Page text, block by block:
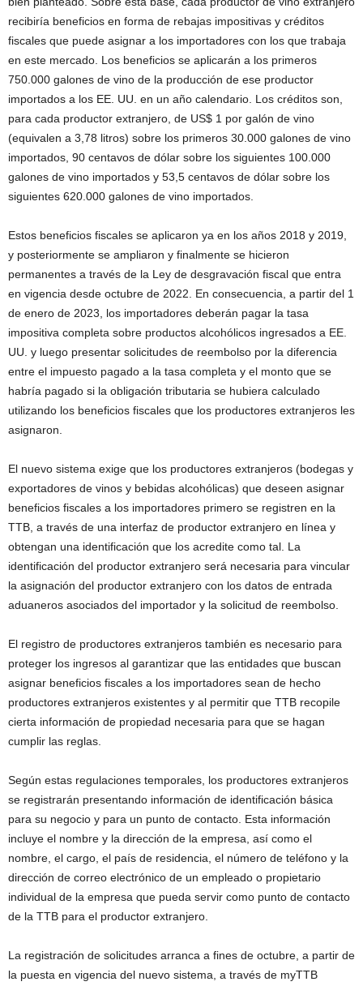
recibiría beneficios en forma de rebajas impositivas y créditos
fiscales que puede asignar a los importadores con los que trabaja
en este mercado. Los beneficios se aplicarán a los primeros
750.000 galones de vino de la producción de ese productor
importados a los EE. UU. en un año calendario. Los créditos son,
para cada productor extranjero, de US$ 1 por galón de vino
(equivalen a 3,78 litros) sobre los primeros 30.000 galones de vino
importados, 90 centavos de dólar sobre los siguientes 100.000
galones de vino importados y 53,5 centavos de dólar sobre los
siguientes 620.000 galones de vino importados.
Estos beneficios fiscales se aplicaron ya en los años 2018 y 2019,
y posteriormente se ampliaron y finalmente se hicieron
permanentes a través de la Ley de desgravación fiscal que entra
en vigencia desde octubre de 2022. En consecuencia, a partir del 1
de enero de 2023, los importadores deberán pagar la tasa
impositiva completa sobre productos alcohólicos ingresados a EE.
UU. y luego presentar solicitudes de reembolso por la diferencia
entre el impuesto pagado a la tasa completa y el monto que se
habría pagado si la obligación tributaria se hubiera calculado
utilizando los beneficios fiscales que los productores extranjeros les
asignaron.
El nuevo sistema exige que los productores extranjeros (bodegas y
exportadores de vinos y bebidas alcohólicas) que deseen asignar
beneficios fiscales a los importadores primero se registren en la
TTB, a través de una interfaz de productor extranjero en línea y
obtengan una identificación que los acredite como tal. La
identificación del productor extranjero será necesaria para vincular
la asignación del productor extranjero con los datos de entrada
aduaneros asociados del importador y la solicitud de reembolso.
El registro de productores extranjeros también es necesario para
proteger los ingresos al garantizar que las entidades que buscan
asignar beneficios fiscales a los importadores sean de hecho
productores extranjeros existentes y al permitir que TTB recopile
cierta información de propiedad necesaria para que se hagan
cumplir las reglas.
Según estas regulaciones temporales, los productores extranjeros
se registrarán presentando información de identificación básica
para su negocio y para un punto de contacto. Esta información
incluye el nombre y la dirección de la empresa, así como el
nombre, el cargo, el país de residencia, el número de teléfono y la
dirección de correo electrónico de un empleado o propietario
individual de la empresa que pueda servir como punto de contacto
de la TTB para el productor extranjero.
La registración de solicitudes arranca a fines de octubre, a partir de
la puesta en vigencia del nuevo sistema, a través de myTTB